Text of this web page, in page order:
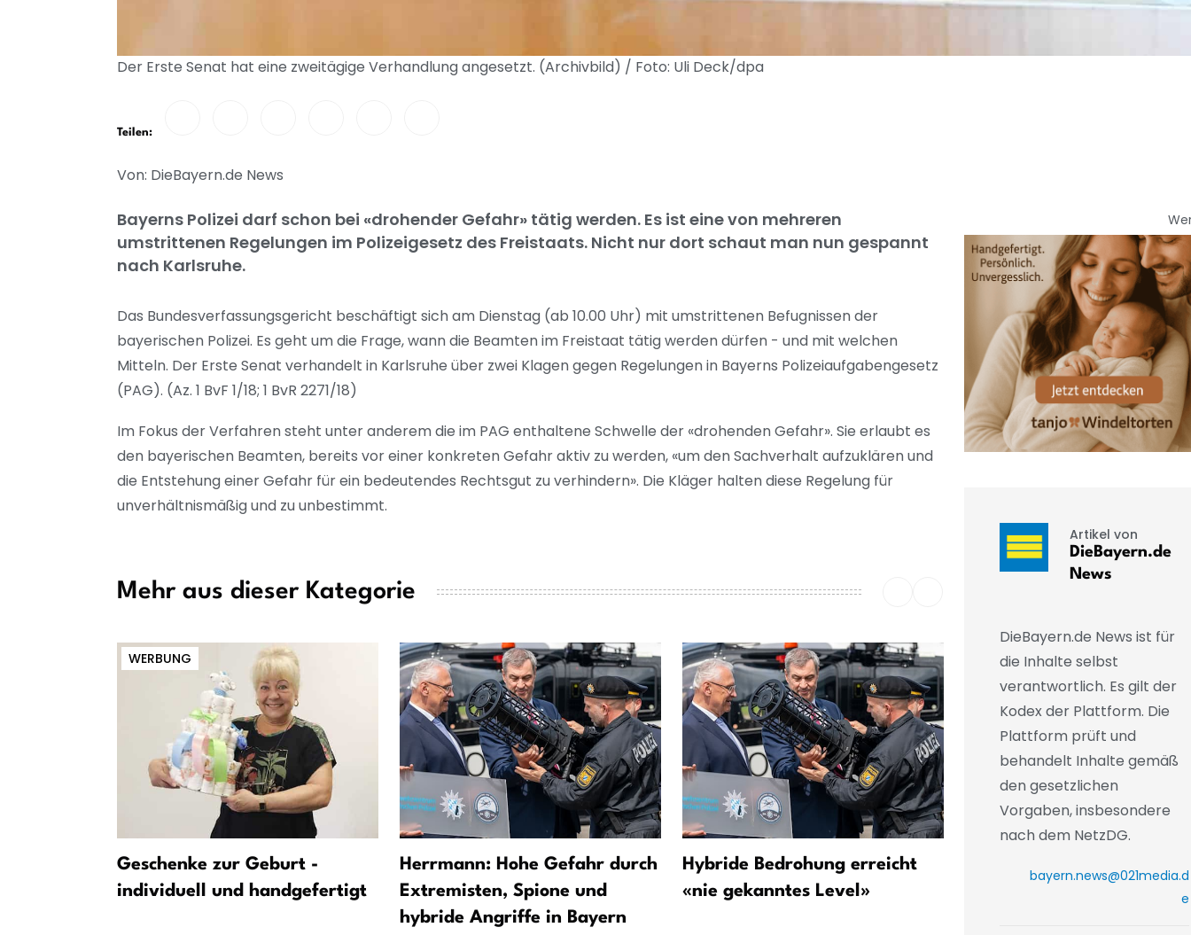
Der Erste Senat hat eine zweitägige Verhandlung angesetzt. (Archivbild) / Foto: Uli Deck/dpa
Teilen:
Von: DieBayern.de News
Bayerns Polizei darf schon bei «drohender Gefahr» tätig werden. Es ist eine von mehreren
umstrittenen Regelungen im Polizeigesetz des Freistaats. Nicht nur dort schaut man nun gespannt
nach Karlsruhe.
Das Bundesverfassungsgericht beschäftigt sich am Dienstag (ab 10.00 Uhr) mit umstrittenen Befugnissen der
bayerischen Polizei. Es geht um die Frage, wann die Beamten im Freistaat tätig werden dürfen - und mit welchen
Mitteln. Der Erste Senat verhandelt in Karlsruhe über zwei Klagen gegen Regelungen in Bayerns Polizeiaufgabengesetz
(PAG). (Az. 1 BvF 1/18; 1 BvR 2271/18)
Im Fokus der Verfahren steht unter anderem die im PAG enthaltene Schwelle der «drohenden Gefahr». Sie erlaubt es
den bayerischen Beamten, bereits vor einer konkreten Gefahr aktiv zu werden, «um den Sachverhalt aufzuklären und
die Entstehung einer Gefahr für ein bedeutendes Rechtsgut zu verhindern». Die Kläger halten diese Regelung für
unverhältnismäßig und zu unbestimmt.
Mehr aus dieser Kategorie
WERBUNG
Geschenke zur Geburt -
individuell und handgefertigt
Herrmann: Hohe Gefahr durch
Extremisten, Spione und
hybride Angriffe in Bayern
Hybride Bedrohung erreicht
«nie gekanntes Level»
Tagen – Wohnraum,
Artikel von
DieBayern.de
News
DieBayern.de News ist für
die Inhalte selbst
verantwortlich. Es gilt der
Kodex der Plattform. Die
Plattform prüft und
behandelt Inhalte gemäß
den gesetzlichen
Vorgaben, insbesondere
nach dem NetzDG.
bayern.news@021media.d
e